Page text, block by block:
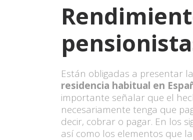
Están obligadas a presentar
residencia habitual en
importante señalar que el
necesariamente tenga que
decir, cobrar o pagar. En los
así como los elementos que